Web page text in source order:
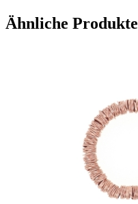
Ähnliche Produkte